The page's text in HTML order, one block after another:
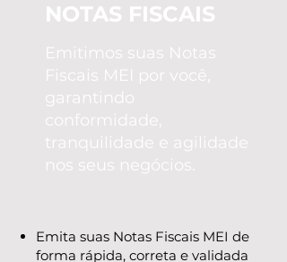
NOTAS FISCAIS
Emitimos suas Notas
Fiscais MEI por você,
garantindo
conformidade,
tranquilidade e agilidade
nos seus negócios.
Emita suas Notas Fiscais MEI de
forma rápida, correta e validada